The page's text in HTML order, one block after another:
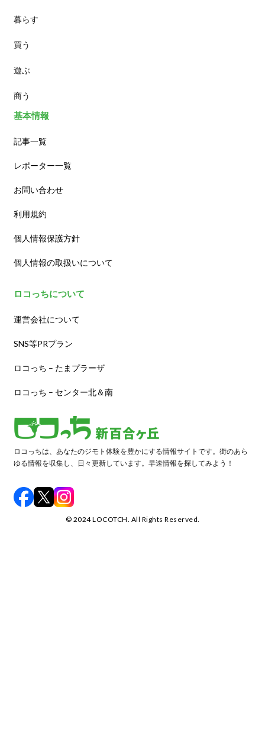
スイーツ
ランチ
カフェ
暮らす
買う
遊ぶ
商う
基本情報
記事一覧
レポーター一覧
お問い合わせ
利用規約
個人情報保護方針
個人情報の取扱いについて
ロコっちについて
運営会社について
SNS等PRプラン
ロコっち – たまプラーザ
ロコっち – センター北＆南
ロコっちは、あなたのジモト体験を豊かにする情報サイトです。街のあら
ゆる情報を収集し、日々更新しています。早速情報を探してみよう！
©️ 2024 LOCOTCH. All Rights Reserved.